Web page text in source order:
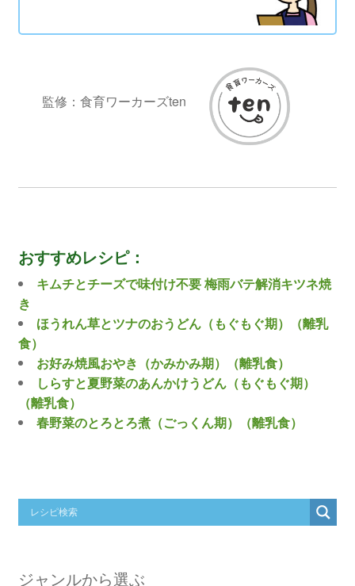
監修：食育ワーカーズten
おすすめレシピ：
キムチとチーズで味付け不要 梅雨バテ解消キツネ焼
き
ほうれん草とツナのおうどん（もぐもぐ期）（離乳
食）
お好み焼風おやき（かみかみ期）（離乳食）
しらすと夏野菜のあんかけうどん（もぐもぐ期）
（離乳食）
春野菜のとろとろ煮（ごっくん期）（離乳食）
ジャンルから選ぶ